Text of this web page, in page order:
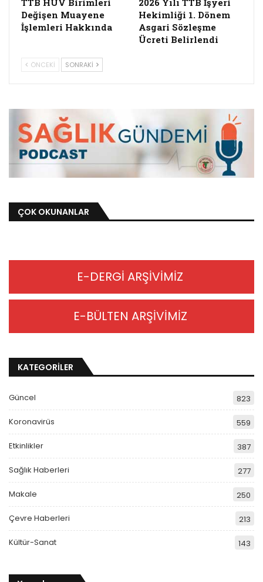
Değişen Muayene
İşlemleri Hakkında
Hekimliği 1. Dönem
Asgari Sözleşme
Ücreti Belirlendi
ÖNCEKI SONRAKI
ÇOK OKUNANLAR
E-DERGİ ARŞİVİMİZ
E-BÜLTEN ARŞİVİMİZ
KATEGORİLER
Güncel 823
Koronavirüs 559
Etkinlikler 387
Sağlık Haberleri 277
Makale 250
Çevre Haberleri 213
Kültür-Sanat 143